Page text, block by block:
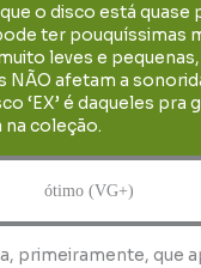
que o disco está
ter pouquíssimas
leves e
NÃO afetam a
‘EX’ é daqueles pra
na coleção.
ótimo (VG+)
primeiramente, que